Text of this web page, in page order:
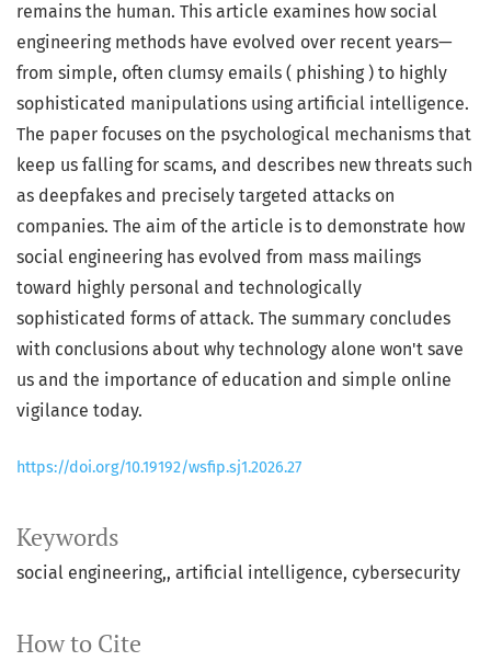
Keywords
social engineering, artificial intelligence cybersecurity
How to Cite
remains the human. This article examines how social
engineering methods have evolved over recent years—
from simple, often clumsy emails ( phishing ) to highly
sophisticated manipulations using artificial intelligence.
The paper focuses on the psychological mechanisms that
keep us falling for scams, and describes new threats such
as deepfakes and precisely targeted attacks on
companies. The aim of the article is to demonstrate how
social engineering has evolved from mass mailings
toward highly personal and technologically
sophisticated forms of attack. The summary concludes
with conclusions about why technology alone won't save
us and the importance of education and simple online
vigilance today.
https://doi.org/10.19192/wsfip.sj1.2026.27